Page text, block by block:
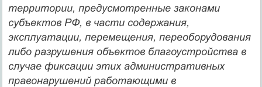
территории, предусмотренные законами
субъектов РФ, в части содержания,
эксплуатации, перемещения, переоборудования
либо разрушения объектов благоустройства в
случае фиксации этих административных
правонарушений работающими в